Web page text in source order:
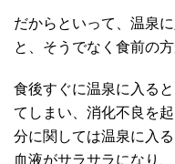
だからといって、温泉
と、そうでなく食前の
食後すぐに温泉に入る
てしまい、消化不良を
分に関しては温泉に入
血液がサラサラになり